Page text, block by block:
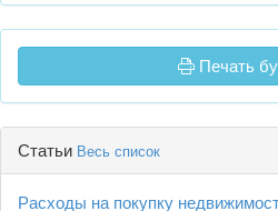
Печать
Статьи Весь список
Расходы на покупку